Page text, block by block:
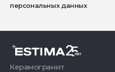
персональных данных
Керамогранит